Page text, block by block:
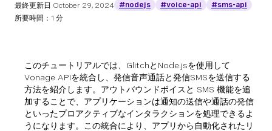
最終更新日 October 29, 2024 #nodejs #voice-api
#sms-api
所要時間：1 分
このチュートリアルでは、GlitchとNode.jsを使用して
Vonage APIを統合し、発信音声通話と発信SMSを送信する
方法を紹介します。アウトバウンドボイスと SMS 機能を追
加することで、アプリケーションは通知の送信や通話の発信
といったプロアクティブなインタラクションを処理できるよ
うになります。この統合により、アプリから自動化されたリ